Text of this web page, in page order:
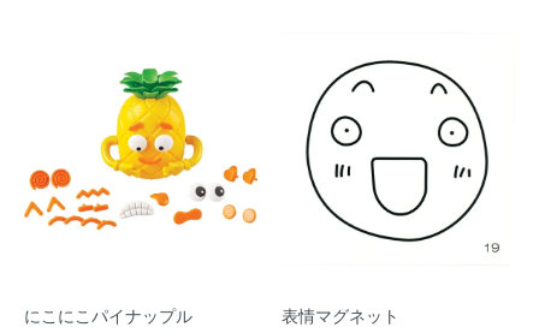
にこにこパイナップル
表情マグネット